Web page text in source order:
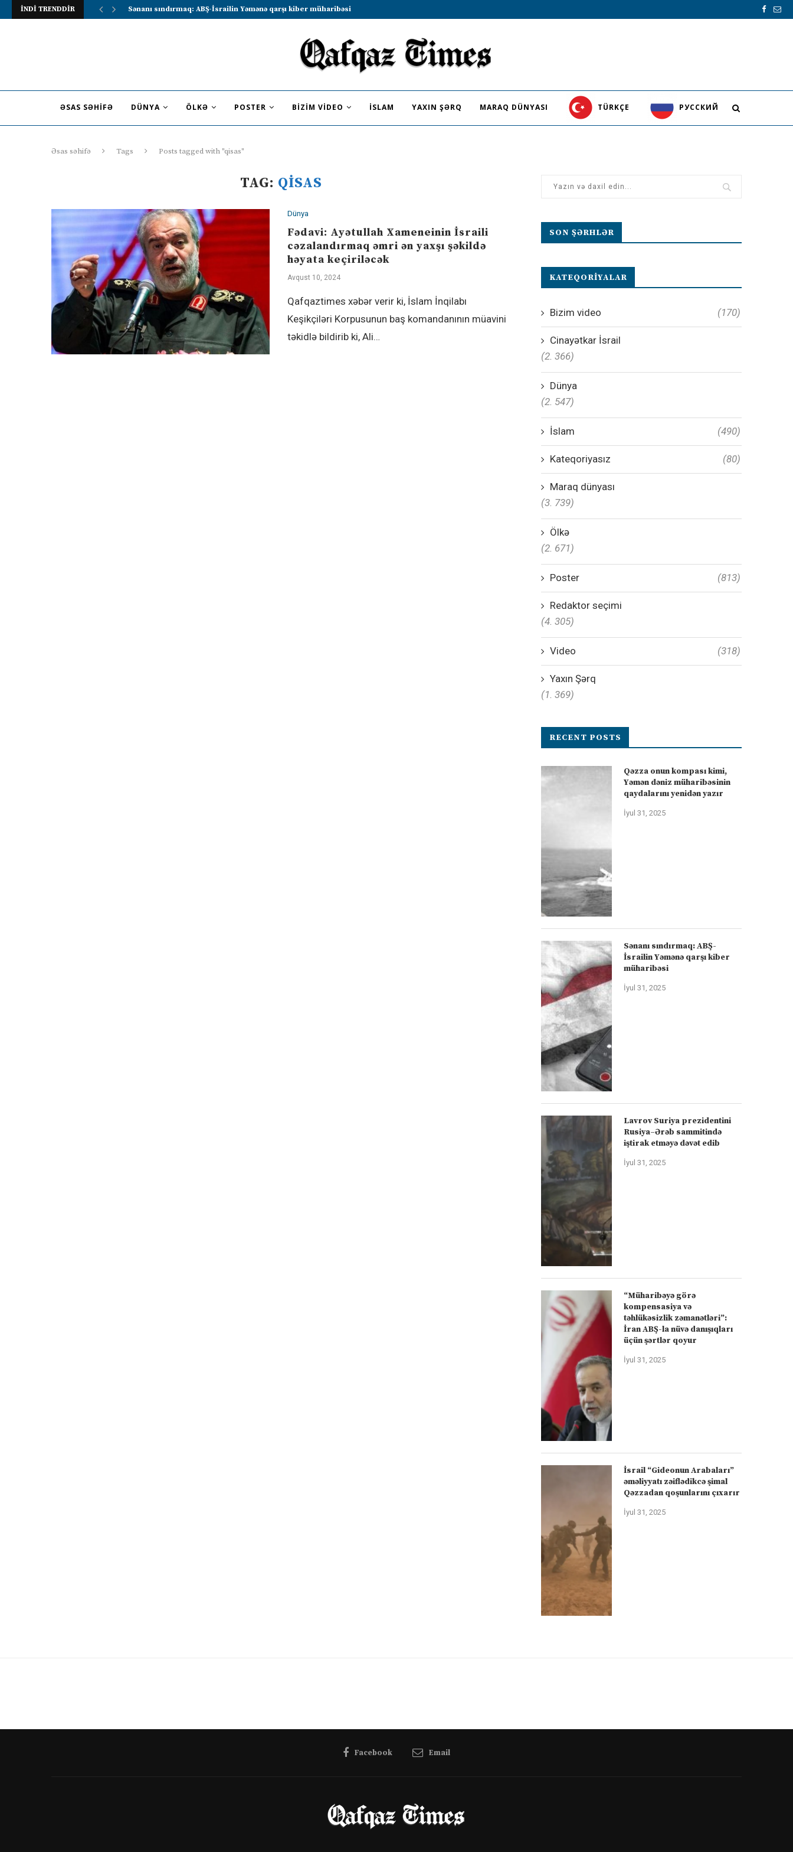
İNDİ TRENDDİR Sənanı sındırmaq: ABŞ-İsrailin Yəmənə qarşı kiber müharibəsi
ƏSAS SƏHIFƏ DÜNYA ÖLKƏ POSTER BIZIM VIDEO İSLAM YAXIN ŞƏRQ MARAQ DÜNYASI TÜRKÇE PУССКИЙ
Əsas səhifə Tags Posts tagged with "qisas"
TAG: QISAS
Dünya
Fədavi: Ayətullah Xameneinin İsraili
cəzalandırmaq əmri ən yaxşı şəkildə
həyata keçiriləcək
Avqust 10, 2024
Qafqaztimes xəbər verir ki, İslam İnqilabı
Keşikçiləri Korpusunun baş komandanının müavini
təkidlə bildirib ki, Ali…
SON ŞƏRHLƏR
KATEQORIYALAR
Bizim video (170)
Cinayətkar İsrail
(2. 366)
Dünya
(2. 547)
İslam (490)
Kateqoriyasız (80)
Maraq dünyası
(3. 739)
Ölkə
(2. 671)
Poster (813)
Redaktor seçimi
(4. 305)
Video (318)
Yaxın Şərq
(1. 369)
RECENT POSTS
Qəzza onun kompası kimi,
Yəmən dəniz müharibəsinin
qaydalarını yenidən yazır
İyul 31, 2025
Sənanı sındırmaq: ABŞ-
İsrailin Yəmənə qarşı kiber
müharibəsi
İyul 31, 2025
Lavrov Suriya prezidentini
Rusiya–Ərəb sammitində
iştirak etməyə dəvət edib
İyul 31, 2025
“Müharibəyə görə
kompensasiya və
təhlükəsizlik zəmanətləri”:
İran ABŞ-la nüvə danışıqları
üçün şərtlər qoyur
İyul 31, 2025
İsrail “Gideonun Arabaları”
əməliyyatı zəiflədikcə şimal
Qəzzadan qoşunlarını çıxarır
İyul 31, 2025
Facebook Email